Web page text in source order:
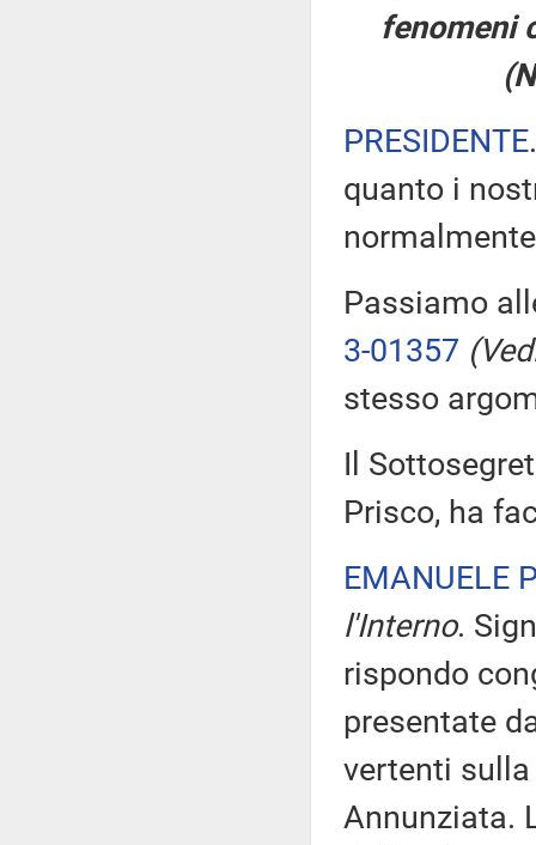
fenomeni
PRESIDENTE
quanto i
Passiamo
3-01357
stesso
Il
Prisco, ha
EMANUELE
l'Interno.
rispondo
presentate
vertenti sulla
Annunziata.